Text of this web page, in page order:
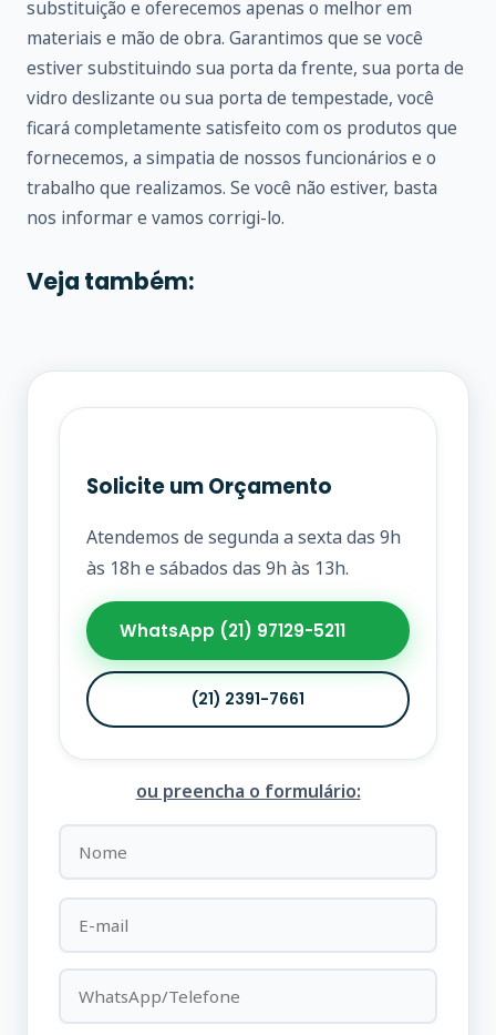
substituição e oferecemos apenas o melhor em
materiais e mão de obra. Garantimos que se você
estiver substituindo sua porta da frente, sua porta de
vidro deslizante ou sua porta de tempestade, você
ficará completamente satisfeito com os produtos que
fornecemos, a simpatia de nossos funcionários e o
trabalho que realizamos. Se você não estiver, basta
nos informar e vamos corrigi-lo.
Veja também:
Solicite um Orçamento
Atendemos de segunda a sexta das 9h
às 18h e sábados das 9h às 13h.
WhatsApp (21) 97129-5211
(21) 2391-7661
ou preencha o formulário: